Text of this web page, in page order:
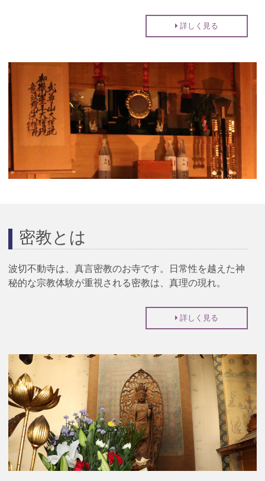
詳しく見る
密教とは
波切不動寺は、真言密教のお寺です。日常性を越えた神
秘的な宗教体験が重視される密教は、真理の現れ。
詳しく見る